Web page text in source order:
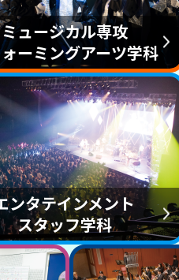
ミュージカル専攻
ーミングアーツ学科
ンタテインメント
スタッフ学科